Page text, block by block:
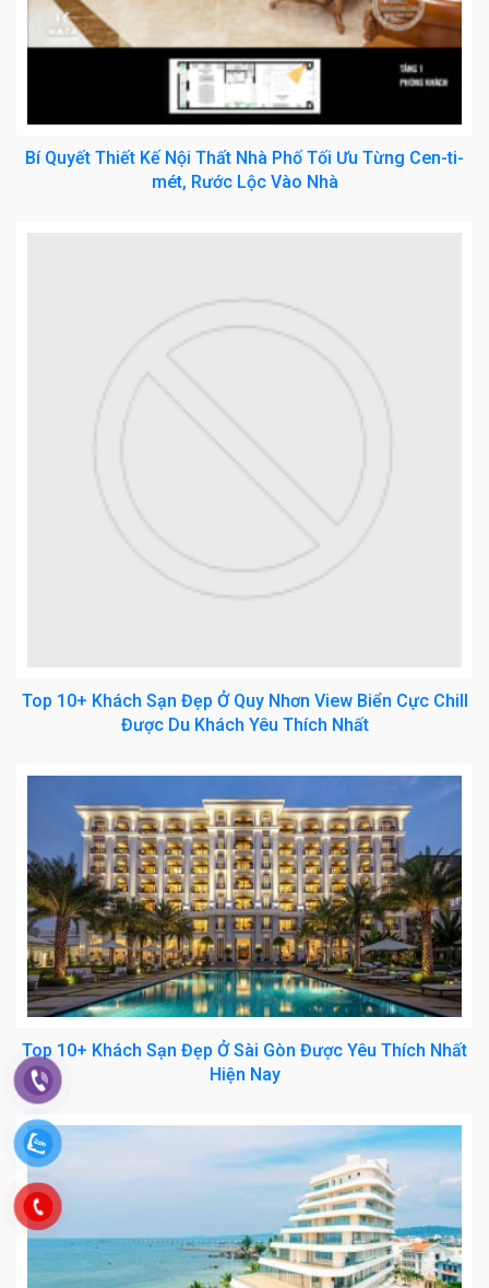
Bí Quyết Thiết Kế Nội Thất Nhà Phố Tối Ưu Từng Cen-ti-
mét, Rước Lộc Vào Nhà
Top 10+ Khách Sạn Đẹp Ở Quy Nhơn View Biển Cực Chill
Được Du Khách Yêu Thích Nhất
Top 10+ Khách Sạn Đẹp Ở Sài Gòn Được Yêu Thích Nhất
Hiện Nay